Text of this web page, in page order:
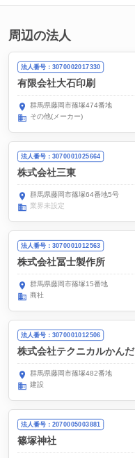
周辺の法人
法人番号：3070002017330
有限会社大石印刷
群馬県藤岡市篠塚474番地
その他(メーカー)
法人番号：3070001025664
株式会社三東
群馬県藤岡市篠塚64番地5号
業界未設定
法人番号：3070001012563
株式会社冨士製作所
群馬県藤岡市篠塚15番地
商社
法人番号：3070001012506
株式会社テクニカルかんだ
群馬県藤岡市篠塚482番地
建設
法人番号：2070005003881
篠塚神社